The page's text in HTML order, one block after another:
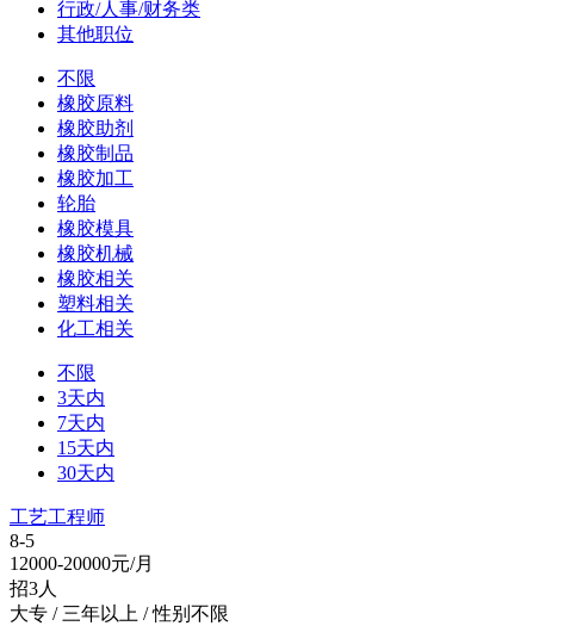
行政/人事/财务类
其他职位
不限
橡胶原料
橡胶助剂
橡胶制品
橡胶加工
轮胎
橡胶模具
橡胶机械
橡胶相关
塑料相关
化工相关
不限
3天内
7天内
15天内
30天内
工艺工程师
8-5
12000-20000元/月
招3人
大专 / 三年以上 / 性别不限